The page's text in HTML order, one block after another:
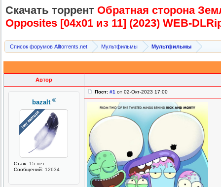
Скачать торрент Обратная сторона
Opposites [04х01 из 11] (2023) WEB-
Список форумов Alltorrents.net Мультфильмы Мультфильмы
Автор
bazalt ®
Стаж: 15 лет
Сообщений: 12634
Пост: #1 от 02-Окт-2023 17:00